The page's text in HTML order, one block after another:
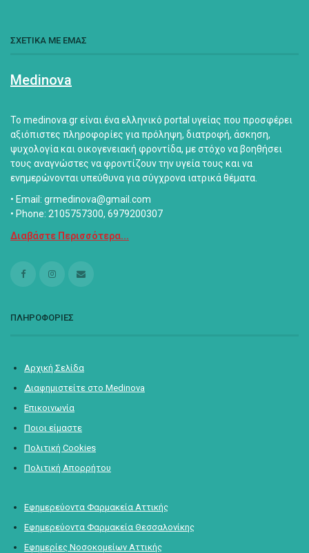
ΣΧΕΤΙΚΑ ΜΕ ΕΜΑΣ
Medinova
Το medinova.gr είναι ένα ελληνικό portal υγείας που προσφέρει
αξιόπιστες πληροφορίες για πρόληψη, διατροφή, άσκηση,
ψυχολογία και οικογενειακή φροντίδα, με στόχο να βοηθήσει
τους αναγνώστες να φροντίζουν την υγεία τους και να
ενημερώνονται υπεύθυνα για σύγχρονα ιατρικά θέματα.
• Email: grmedinova@gmail.com
• Phone: 2105757300, 6979200307
Διαβάστε Περισσότερα...
ΠΛΗΡΟΦΟΡΙΕΣ
Αρχική Σελίδα
Διαφημιστείτε στο Medinova
Επικοινωνία
Ποιοι είμαστε
Πολιτική Cookies
Πολιτική Απορρήτου
Εφημερεύοντα Φαρμακεία Αττικής
Εφημερεύοντα Φαρμακεία Θεσσαλονίκης
Εφημερίες Νοσοκομείων Αττικής